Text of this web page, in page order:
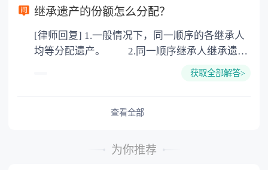
以防对财产继承发生纠纷，可以对遗产继承进行
公证。
继承遗产的份额怎么分配？
[律师回复] 1.一般情况下，同一顺序的各继承人
均等分配遗产。 2.同一顺序继承人继承遗产
或者与被继承人共同生活的继承人，分配遗产
的继承人，不尽扶养义务的，分配遗产时，应当
获取全部解答>
查看全部
为你推荐